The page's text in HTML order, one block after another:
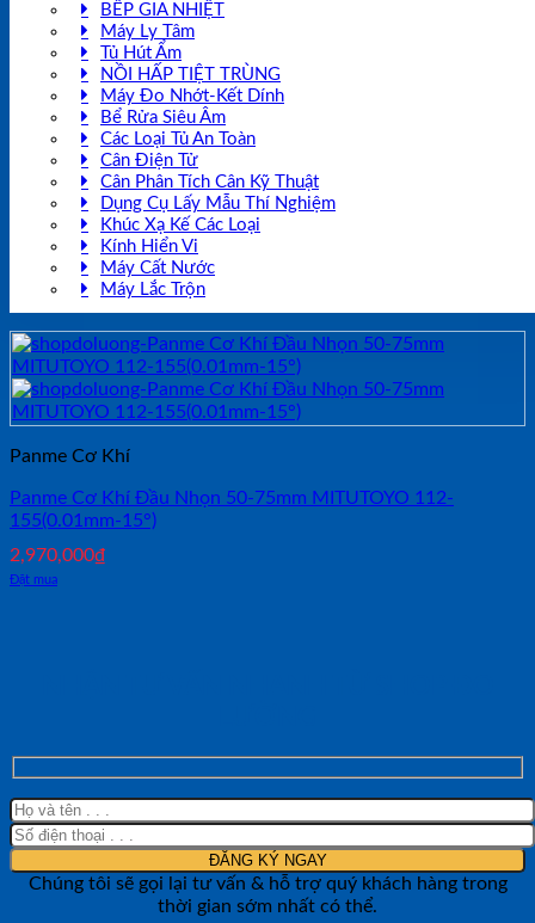
BẾP GIA NHIỆT
Máy Ly Tâm
Tủ Hút Ẩm
NỒI HẤP TIỆT TRÙNG
Máy Đo Nhớt-Kết Dính
Bể Rửa Siêu Âm
Các Loại Tủ An Toàn
Cân Điện Tử
Cân Phân Tích Cân Kỹ Thuật
Dụng Cụ Lấy Mẫu Thí Nghiệm
Khúc Xạ Kế Các Loại
Kính Hiển Vi
Máy Cất Nước
Máy Lắc Trộn
Panme Cơ Khí
Panme Cơ Khí Đầu Nhọn 50-75mm MITUTOYO 112-
155(0.01mm-15°)
2,970,000₫
Đặt mua
Chúng tôi sẽ gọi lại tư vấn & hỗ trợ quý khách hàng trong
thời gian sớm nhất có thể.